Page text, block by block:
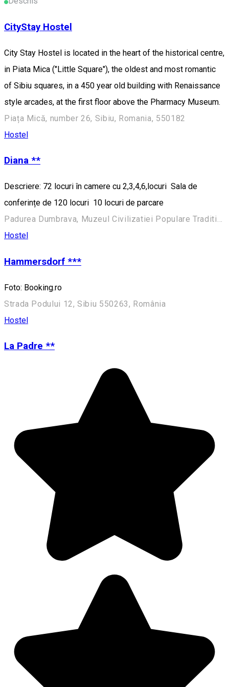
CityStay Hostel
City Stay Hostel is located in the heart of the historical centre,
in Piata Mica ("Little Square"), the oldest and most romantic
of Sibiu squares, in a 450 year old building with Renaissance
style arcades, at the first floor above the Pharmacy Museum.
Piața Mică, number 26, Sibiu, Romania, 550182
Hostel
Diana **
Descriere: 72 locuri în camere cu 2,3,4,6,locuri Sala de
conferințe de 120 locuri 10 locuri de parcare
Padurea Dumbrava, Muzeul Civilizatiei Populare Traditionale ASTRA
Hostel
Hammersdorf ***
Foto: Booking.ro
Strada Podului 12, Sibiu 550263, România
Hostel
La Padre **